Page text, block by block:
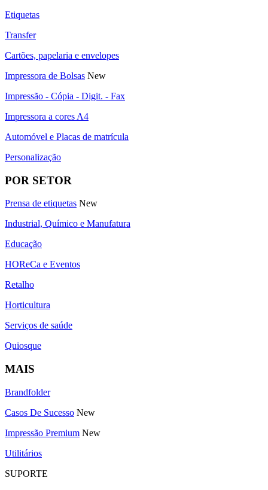
Etiquetas
Transfer
Cartões, papelaria e envelopes
Impressora de Bolsas New
Impressão - Cópia - Digit. - Fax
Impressora a cores A4
Automóvel e Placas de matrícula
Personalização
POR SETOR
Prensa de etiquetas New
Industrial, Químico e Manufatura
Educação
HOReCa e Eventos
Retalho
Horticultura
Serviços de saúde
Quiosque
MAIS
Brandfolder
Casos De Sucesso New
Impressão Premium New
Utilitários
SUPORTE